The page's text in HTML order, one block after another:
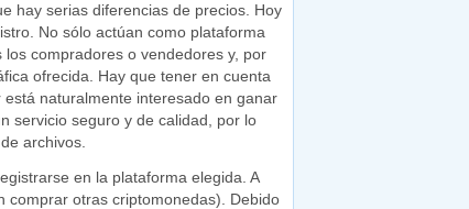
hay serias diferencias de precios. Hoy
No sólo actúan como plataforma
compradores o vendedores y, por
ofrecida. Hay que tener en cuenta
naturalmente interesado en ganar
servicio seguro y de calidad, por lo
archivos.
en la plataforma elegida. A
comprar otras criptomonedas). Debido